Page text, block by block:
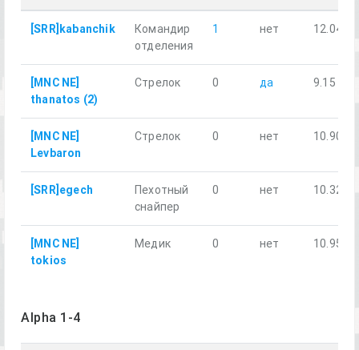
[SRR]kabanchik
Командир
отделения
1 нет 12.04
[MNC NE]
thanatos (2)
Стрелок 0 да 9.15
[MNC NE]
Levbaron
Стрелок 0 нет 10.90
[SRR]egech
Пехотный
снайпер
0 нет 10.32
[MNC NE]
tokios
Медик 0 нет 10.95
Alpha 1-4